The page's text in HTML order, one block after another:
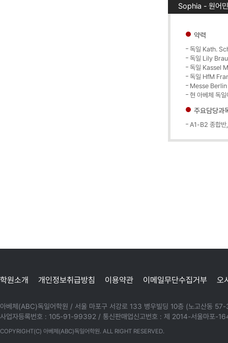
Sophia - 원어
약력
독일 Kath.
독일 Lily
독일 Kassel
독일 HfM
Messe
현 아베체 독
주요담당과
A1-B2 종합
학원소개 개인정보취급방침 이용약관 이메일무단수집거부 오
아베체(ABC)독일어학원 / 서울 마포구 서강로 133 병우빌딩 10층 (노고산
사업자등록번호 : 105-91-99392 / 통신판매업신고번호 : 제 2014-서울마포-
COPYRIGHT(C) 아베체(ABC)독일어학원. ALL RIGHT RESERVED.